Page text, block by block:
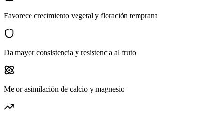
Favorece crecimiento vegetal y floración temprana
Da mayor consistencia y resistencia al fruto
Mejor asimilación de calcio y magnesio